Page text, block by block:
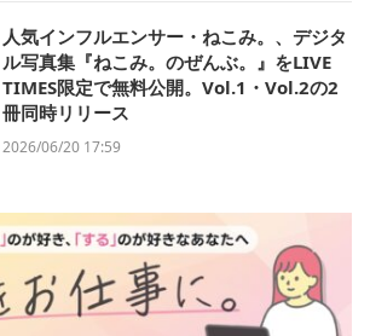
人気インフルエンサー・ねこみ。、デジタ
ル写真集『ねこみ。のぜんぶ。』をLIVE
TIMES限定で無料公開。Vol.1・Vol.2の2
冊同時リリース
2026/06/20 17:59